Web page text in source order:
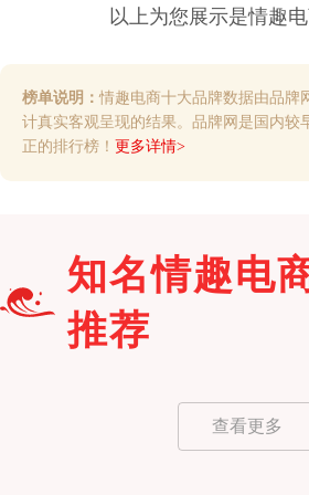
以上为您展示是情趣
榜单说明：情趣电商十大品牌数据由品牌
计真实客观呈现的结果。品牌网是国内
正的排行榜！ 更多详情>
知名情趣电
推荐
查看更多